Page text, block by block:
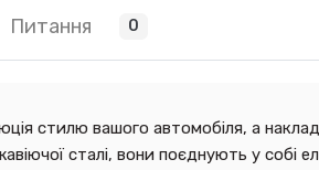
Питання 0
стилю вашого автомобіля, а
сталі, вони поєднують у собі